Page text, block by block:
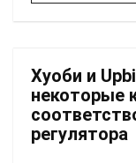
Хуоби и
некоторые
регулятора